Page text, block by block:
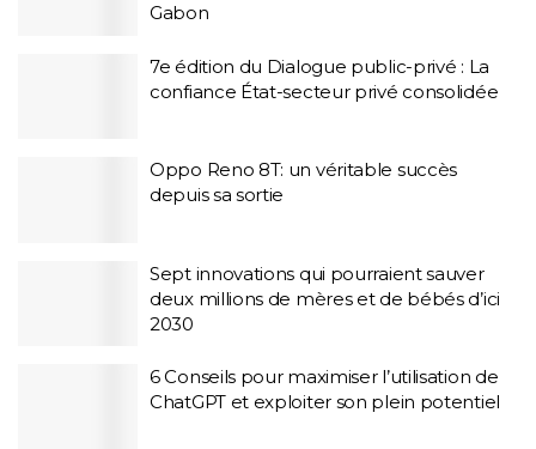
Gabon
7e édition du Dialogue public-privé : La
confiance État-secteur privé consolidée
Oppo Reno 8T: un véritable succès
depuis sa sortie
Sept innovations qui pourraient sauver
deux millions de mères et de bébés d’ici
2030
6 Conseils pour maximiser l’utilisation de
ChatGPT et exploiter son plein potentiel